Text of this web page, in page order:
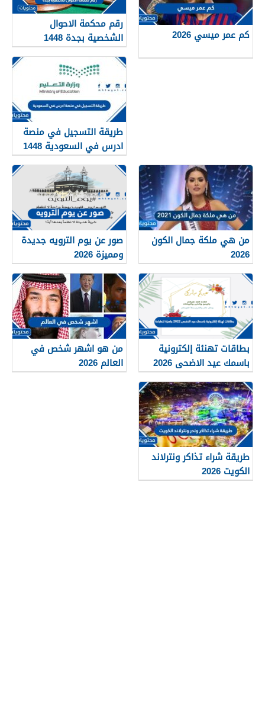
كم عمر ميسي 2026
رقم محكمة الاحوال
الشخصية بجدة 1448
طريقة التسجيل في منصة
ادرس في السعودية 1448
من هي ملكة جمال الكون
2026
صور عن يوم الترويه جديدة
ومميزة 2026
بطاقات تهنئة إلكترونية
باسمك عيد الاضحى 2026
جاهزة للطباعة
من هو اشهر شخص في
العالم 2026
طريقة شراء تذاكر ونترلاند
الكويت 2026